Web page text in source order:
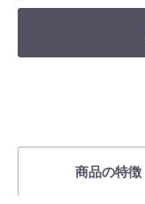
商品の特徴